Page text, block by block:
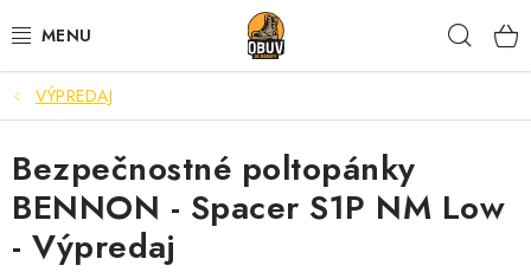
na
PRACOVNÁ A BEZPEČNOSTNÁ OBUV
VOĽNOČASOVÁ OBUV
VÝPREDAJ
VÝPREDAJ
Bezpečnostné poltopánky
BENNON - Spacer S1P NM Low
- Výpredaj